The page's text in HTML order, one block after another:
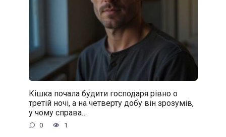
Кішка почала будити господаря рівно о
третій ночі, а на четверту добу він зрозумів,
у чому справа…
0 1